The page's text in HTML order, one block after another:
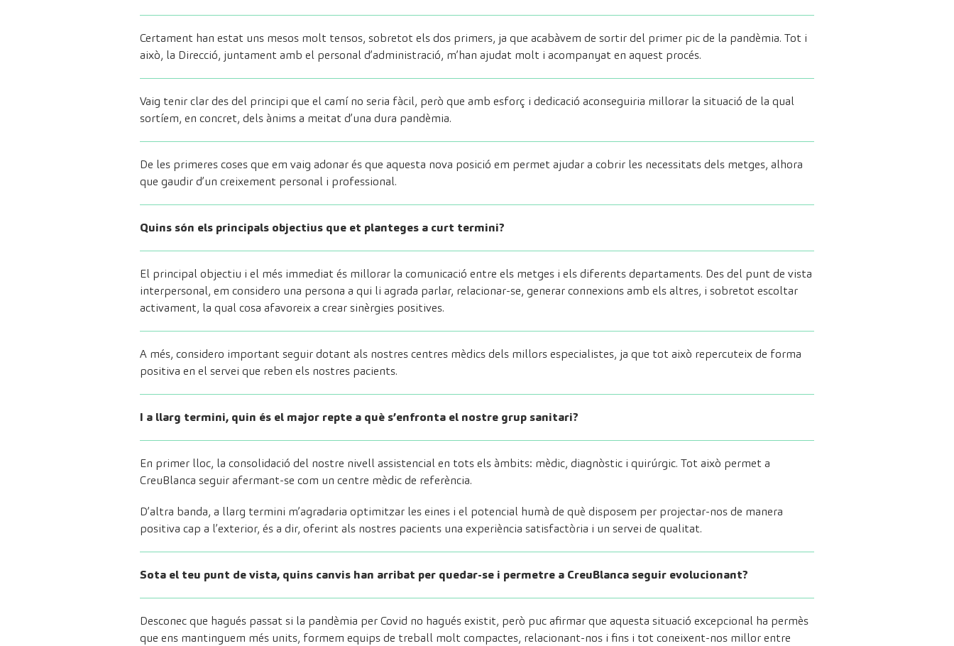
Certament han estat uns mesos molt tensos, sobretot els dos primers, ja que acabàvem de sortir del primer pic de la pandèmia. Tot i
això, la Direcció, juntament amb el personal d’administració, m’han ajudat molt i acompanyat en aquest procés.
Vaig tenir clar des del principi que el camí no seria fàcil, però que amb esforç i dedicació aconseguiria millorar la situació de la qual
sortíem, en concret, dels ànims a meitat d’una dura pandèmia.
De les primeres coses que em vaig adonar és que aquesta nova posició em permet ajudar a cobrir les necessitats dels metges, alhora
que gaudir d’un creixement personal i professional.
Quins són els principals objectius que et planteges a curt termini?
El principal objectiu i el més immediat és millorar la comunicació entre els metges i els diferents departaments. Des del punt de vista
interpersonal, em considero una persona a qui li agrada parlar, relacionar-se, generar connexions amb els altres, i sobretot escoltar
activament, la qual cosa afavoreix a crear sinèrgies positives.
A més, considero important seguir dotant als nostres centres mèdics dels millors especialistes, ja que tot això repercuteix de forma
positiva en el servei que reben els nostres pacients.
I a llarg termini, quin és el major repte a què s’enfronta el nostre grup sanitari?
En primer lloc, la consolidació del nostre nivell assistencial en tots els àmbits: mèdic, diagnòstic i quirúrgic. Tot això permet a
CreuBlanca seguir afermant-se com un centre mèdic de referència.
D’altra banda, a llarg termini m’agradaria optimitzar les eines i el potencial humà de què disposem per projectar-nos de manera
positiva cap a l’exterior, és a dir, oferint als nostres pacients una experiència satisfactòria i un servei de qualitat.
Sota el teu punt de vista, quins canvis han arribat per quedar-se i permetre a CreuBlanca seguir evolucionant?
Desconec que hagués passat si la pandèmia per Covid no hagués existit, però puc afirmar que aquesta situació excepcional ha permès
que ens mantinguem més units, formem equips de treball molt compactes, relacionant-nos i fins i tot coneixent-nos millor entre